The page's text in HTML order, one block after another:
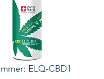
ELQ-CBD1